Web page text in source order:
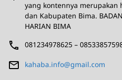
yang kontennya merupakan
dan Kabupaten Bima.
HARIAN BIMA
081234978625 –
kahaba.info@gmail.com